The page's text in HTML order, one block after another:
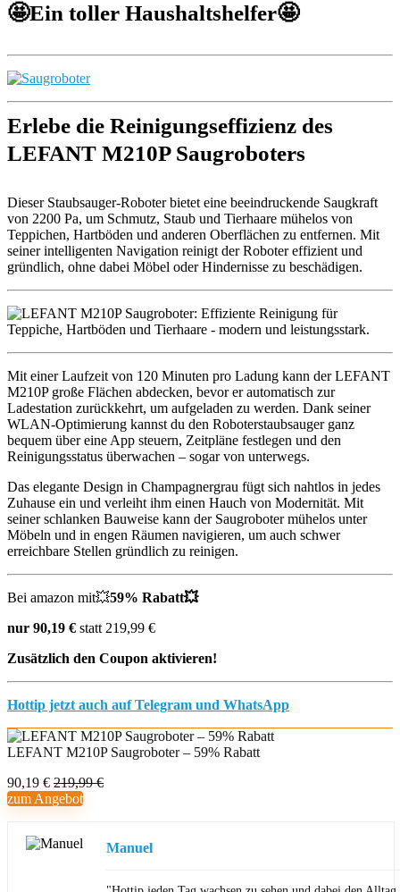
🤩Ein toller Haushaltshelfer🤩
Erlebe die Reinigungseffizienz des
LEFANT M210P Saugroboters
Dieser Staubsauger-Roboter bietet eine beeindruckende Saugkraft
von 2200 Pa, um Schmutz, Staub und Tierhaare mühelos von
Teppichen, Hartböden und anderen Oberflächen zu entfernen. Mit
seiner intelligenten Navigation reinigt der Roboter effizient und
gründlich, ohne dabei Möbel oder Hindernisse zu beschädigen.
Mit einer Laufzeit von 120 Minuten pro Ladung kann der LEFANT
M210P große Flächen abdecken, bevor er automatisch zur
Ladestation zurückkehrt, um aufgeladen zu werden. Dank seiner
WLAN-Optimierung kannst du den Roboterstaubsauger ganz
bequem über eine App steuern, Zeitpläne festlegen und den
Reinigungsstatus überwachen – sogar von unterwegs.
Das elegante Design in Champagnergrau fügt sich nahtlos in jedes
Zuhause ein und verleiht ihm einen Hauch von Modernität. Mit
seiner schlanken Bauweise kann der Saugroboter mühelos unter
Möbeln und in engen Räumen navigieren, um auch schwer
erreichbare Stellen gründlich zu reinigen.
Bei amazon mit💥59% Rabatt💥
nur 90,19 € statt 219,99 €
Zusätzlich den Coupon aktivieren!
Hottip jetzt auch auf Telegram und WhatsApp
LEFANT M210P Saugroboter – 59% Rabatt
90,19 € 219,99 €
zum Angebot
Manuel